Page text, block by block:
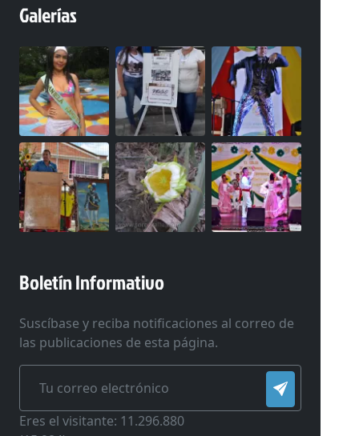
Galerías
Boletín Informativo
Suscíbase y reciba notificaciones al correo de
las publicaciones de esta página.
Eres el visitante: 11.296.880